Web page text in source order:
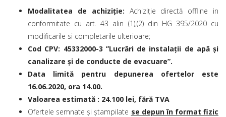
Modalitatea de achiziţie: Achiziţie directă offline in
conformitate cu art. 43 alin (1),(2) din HG 395/2020 cu
modificarile si completarile ulterioare;
Cod CPV: 45332000-3 ”Lucrări de instalații de apă și
canalizare și de conducte de evacuare”.
Data limită pentru depunerea ofertelor este
16.06.2020, ora 14.00.
Valoarea estimată : 24.100 lei, fără TVA
Ofertele semnate și ștampilate se depun în format fizic